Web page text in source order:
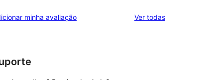
minha avaliação Ver todasavaliações